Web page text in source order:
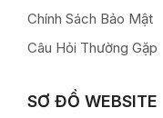
Chính Sách Bảo Mật
Câu Hỏi Thường Gặp
SƠ ĐỒ WEBSITE